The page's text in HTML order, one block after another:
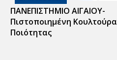
ΠΑΝΕΠΙΣΤΗΜΙΟ ΑΙΓΑΙΟΥ-
Πιστοποιημένη Κουλτούρα
Ποιότητας